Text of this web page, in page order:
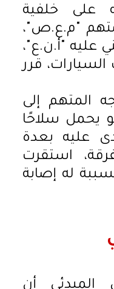
على خلفية
"م.ع.ص"،
عليه "أ.ن.ع"،
قرر
المتهم إلى
يحمل سلاحًا
عليه بعدة
استقرت
له إصابة
المبدئي أن